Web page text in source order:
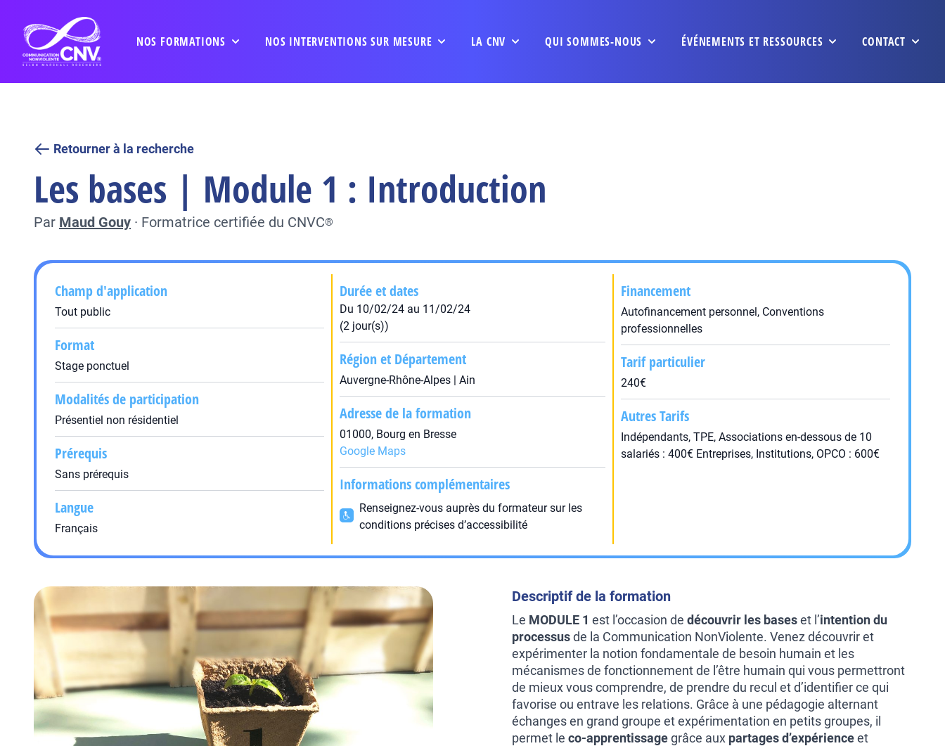
NOS FORMATIONS NOS INTERVENTIONS SUR MESURE LA CNV QUI SOMMES-NOUS ÉVÉNEMENTS ET RESSOURCES CONTACT
Retourner à la recherche
Les bases | Module 1 : Introduction
Par Maud Gouy · Formatrice certifiée du CNVC®
Champ d'application
Tout public
Format
Stage ponctuel
Modalités de participation
Présentiel non résidentiel
Prérequis
Sans prérequis
Langue
Français
Durée et dates
Du 10/02/24 au 11/02/24
(2 jour(s))
Région et Département
Auvergne-Rhône-Alpes | Ain
Adresse de la formation
01000, Bourg en Bresse
Google Maps
Informations complémentaires
Renseignez-vous auprès du formateur sur les
conditions précises d’accessibilité
Financement
Autofinancement personnel, Conventions
professionnelles
Tarif particulier
240€
Autres Tarifs
Indépendants, TPE, Associations en-dessous de 10
salariés : 400€ Entreprises, Institutions, OPCO : 600€
Descriptif de la formation
Le MODULE 1 est l’occasion de découvrir les baseset l’intention du
processusde la Communication NonViolente. Venez découvrir et
expérimenter la notion fondamentale de besoin humain et les
mécanismes de fonctionnement de l’être humain qui vous permettront
de mieux vous comprendre, de prendre du recul et d’identifier ce qui
favorise ou entrave les relations. Grâce à une pédagogie alternant
échanges en grand groupe et expérimentation en petits groupes, il
permet le co-apprentissagegrâce aux partages d’expérienceet